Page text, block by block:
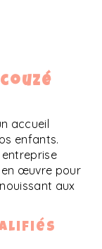
accueil
enfants.
entreprise
œuvre pour
aux